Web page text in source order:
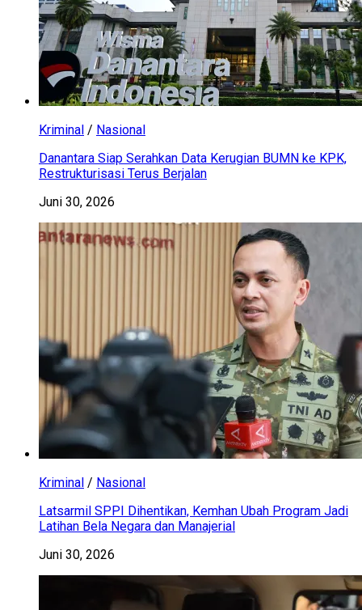
Kriminal / Nasional
Danantara Siap Serahkan Data Kerugian BUMN ke KPK,
Restrukturisasi Terus Berjalan
Juni 30, 2026
Kriminal / Nasional
Latsarmil SPPI Dihentikan, Kemhan Ubah Program Jadi
Latihan Bela Negara dan Manajerial
Juni 30, 2026